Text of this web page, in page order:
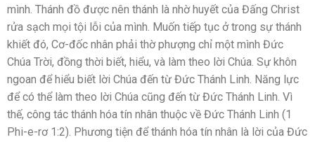
mình. Thánh đồ được nên thánh là nhờ huyết của Đấng Christ
rửa sạch mọi tội lỗi của mình. Muốn tiếp tục ở trong sự thánh
khiết đó, Cơ-đốc nhân phải thờ phượng chỉ một mình Đức
Chúa Trời, đồng thời biết, hiểu, và làm theo lời Chúa. Sự khôn
ngoan để hiểu biết lời Chúa đến từ Đức Thánh Linh. Năng lực
để có thể làm theo lời Chúa cũng đến từ Đức Thánh Linh. Vì
thế, công tác thánh hóa tín nhân thuộc về Đức Thánh Linh (1
Phi-e-rơ 1:2). Phương tiện để thánh hóa tín nhân là lời của Đức